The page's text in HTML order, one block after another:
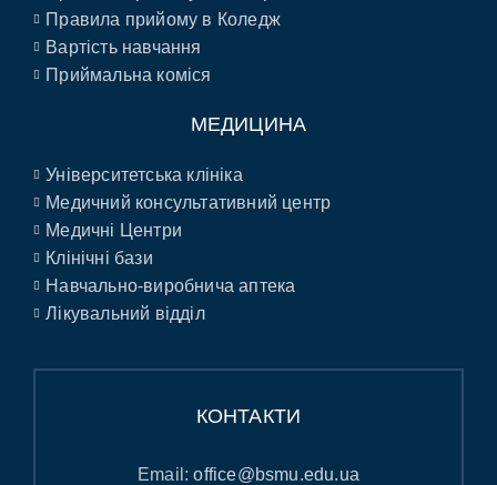
Правила прийому в Коледж
Вартість навчання
Приймальна коміся
МЕДИЦИНА
Університетська клініка
Медичний консультативний центр
Медичні Центри
Клінічні бази
Навчально-виробнича аптека
Лікувальний відділ
КОНТАКТИ
Email:office@bsmu.edu.ua